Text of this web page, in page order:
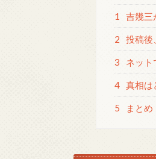
1 吉幾三
2 投稿後
3 ネット
4 真相は
5 まとめ